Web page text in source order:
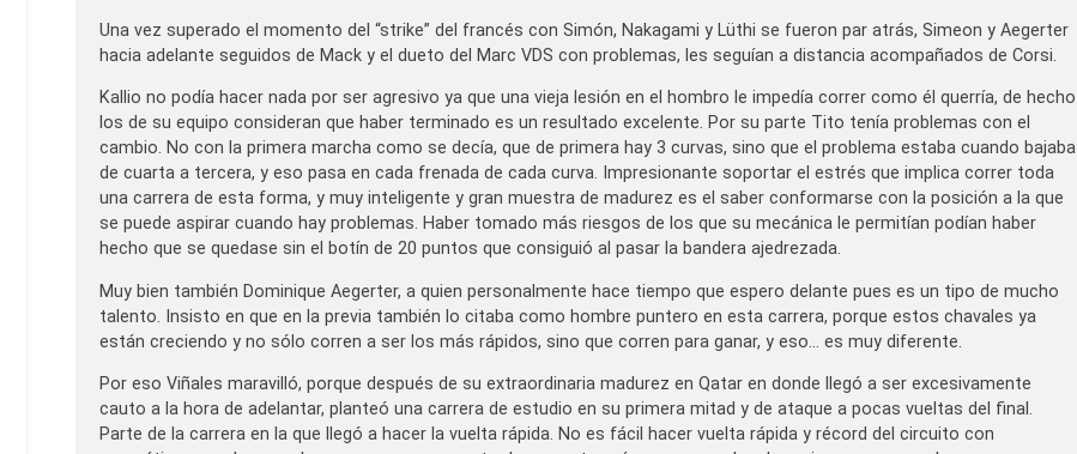
Una vez superado el momento del “strike” del francés con Simón, Nakagami y Lüthi se fueron par atrás, Simeon y Aegerter
hacia adelante seguidos de Mack y el dueto del Marc VDS con problemas, les seguían a distancia acompañados de Corsi.
Kallio no podía hacer nada por ser agresivo ya que una vieja lesión en el hombro le impedía correr como él querría, de hecho
los de su equipo consideran que haber terminado es un resultado excelente. Por su parte Tito tenía problemas con el
cambio. No con la primera marcha como se decía, que de primera hay 3 curvas, sino que el problema estaba cuando bajaba
de cuarta a tercera, y eso pasa en cada frenada de cada curva. Impresionante soportar el estrés que implica correr toda
una carrera de esta forma, y muy inteligente y gran muestra de madurez es el saber conformarse con la posición a la que
se puede aspirar cuando hay problemas. Haber tomado más riesgos de los que su mecánica le permitían podían haber
hecho que se quedase sin el botín de 20 puntos que consiguió al pasar la bandera ajedrezada.
Muy bien también Dominique Aegerter, a quien personalmente hace tiempo que espero delante pues es un tipo de mucho
talento. Insisto en que en la previa también lo citaba como hombre puntero en esta carrera, porque estos chavales ya
están creciendo y no sólo corren a ser los más rápidos, sino que corren para ganar, y eso… es muy diferente.
Por eso Viñales maravilló, porque después de su extraordinaria madurez en Qatar en donde llegó a ser excesivamente
cauto a la hora de adelantar, planteó una carrera de estudio en su primera mitad y de ataque a pocas vueltas del final.
Parte de la carrera en la que llegó a hacer la vuelta rápida. No es fácil hacer vuelta rápida y récord del circuito con